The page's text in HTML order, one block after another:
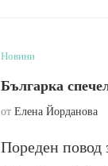
Новини
Българка
от Елена Йорданова
Пореден повод